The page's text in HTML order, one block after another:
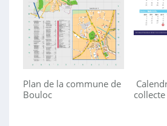
Plan de la commune de
Bouloc